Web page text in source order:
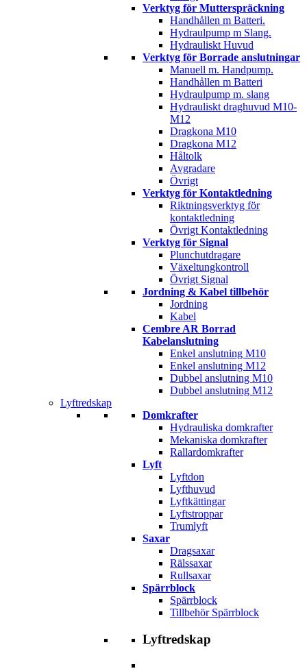
Verktyg för Mutterspräckning
Handhållen m Batteri.
Hydraulpump m Slang.
Hydrauliskt Huvud
Verktyg för Borrade anslutningar
Manuell m. Handpump.
Handhållen m Batteri
Hydraulpump m. slang
Hydrauliskt draghuvud M10-
M12
Dragkona M10
Dragkona M12
Håltolk
Avgradare
Övrigt
Verktyg för Kontaktledning
Riktningsverktyg för
kontaktledning
Övrigt Kontaktledning
Verktyg för Signal
Plunchutdragare
Växeltungkontroll
Övrigt Signal
Jordning & Kabel tillbehör
Jordning
Kabel
Cembre AR Borrad
Kabelanslutning
Enkel anslutning M10
Enkel anslutning M12
Dubbel anslutning M10
Dubbel anslutning M12
Lyftredskap
Domkrafter
Hydrauliska domkrafter
Mekaniska domkrafter
Rallardomkrafter
Lyft
Lyftdon
Lyfthuvud
Lyftkättingar
Lyftstroppar
Trumlyft
Saxar
Dragsaxar
Rälssaxar
Rullsaxar
Spärrblock
Spärrblock
Tillbehör Spärrblock
Lyftredskap